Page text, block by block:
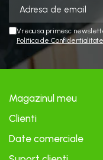
Vreau sa primesc
Politica de Confidentialitate
Magazinul meu
Clienti
Date comerciale